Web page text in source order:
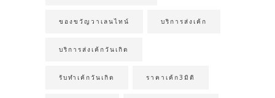
ของขวัญวาเลนไทน์ บริการส่งเค้ก
บริการส่งเค้กวันเกิด
รับทำเค้กวันเกิด ราคาเค้ก3มิติ